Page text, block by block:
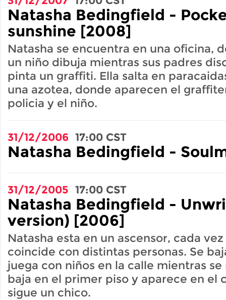
Natasha Bedingfield -
sunshine [2008]
Natasha se encuentra en una oficina,
un niño dibuja mientras sus padres
pinta un graffiti. Ella salta en
una azotea, donde aparecen el
policia y el niño.
31/12/2006 17:00 CST
Natasha Bedingfield -
31/12/2005 17:00 CST
Natasha Bedingfield -
version) [2006]
Natasha esta en un ascensor, cada
coincide con distintas personas. Se
juega con niños en la calle mientras
baja en el primer piso y aparece en el
sigue un chico.